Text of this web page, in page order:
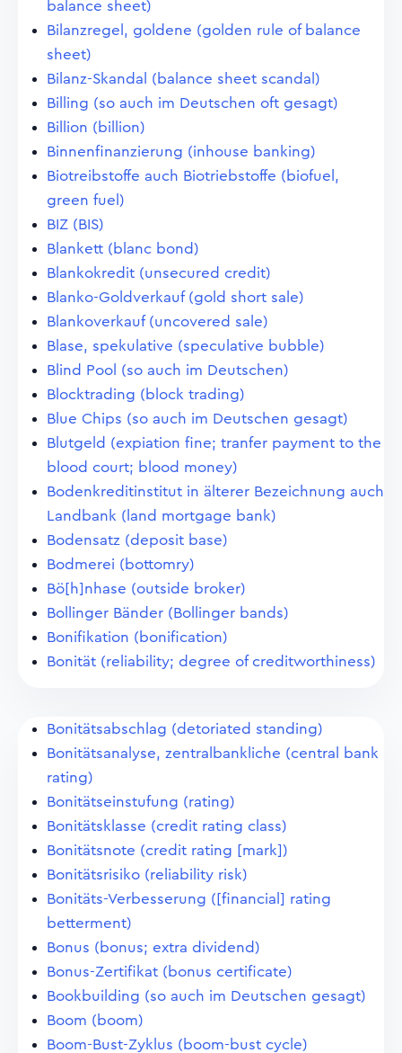
balance sheet)
Bilanzregel, goldene (golden rule of balance
sheet)
Bilanz-Skandal (balance sheet scandal)
Billing (so auch im Deutschen oft gesagt)
Billion (billion)
Binnenfinanzierung (inhouse banking)
Biotreibstoffe auch Biotriebstoffe (biofuel,
green fuel)
BIZ (BIS)
Blankett (blanc bond)
Blankokredit (unsecured credit)
Blanko-Goldverkauf (gold short sale)
Blankoverkauf (uncovered sale)
Blase, spekulative (speculative bubble)
Blind Pool (so auch im Deutschen)
Blocktrading (block trading)
Blue Chips (so auch im Deutschen gesagt)
Blutgeld (expiation fine; tranfer payment to the
blood court; blood money)
Bodenkreditinstitut in älterer Bezeichnung auch
Landbank (land mortgage bank)
Bodensatz (deposit base)
Bodmerei (bottomry)
Bö[h]nhase (outside broker)
Bollinger Bänder (Bollinger bands)
Bonifikation (bonification)
Bonität (reliability; degree of creditworthiness)
Bonitätsabschlag (detoriated standing)
Bonitätsanalyse, zentralbankliche (central bank
rating)
Bonitätseinstufung (rating)
Bonitätsklasse (credit rating class)
Bonitätsnote (credit rating [mark])
Bonitätsrisiko (reliability risk)
Bonitäts-Verbesserung ([financial] rating
betterment)
Bonus (bonus; extra dividend)
Bonus-Zertifikat (bonus certificate)
Bookbuilding (so auch im Deutschen gesagt)
Boom (boom)
Boom-Bust-Zyklus (boom-bust cycle)